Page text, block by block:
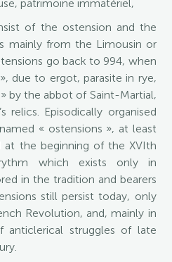
patrimoine immatériel,
of the ostension and the
mainly from the Limousin or
go back to 994, when
due to ergot, parasite in rye,
by the abbot of Saint-Martial,
relics. Episodically organised
« ostensions », at least
at the beginning of the XVIth
which exists only in
in the tradition and bearers
still persist today, only
Revolution, and, mainly in
struggles of late